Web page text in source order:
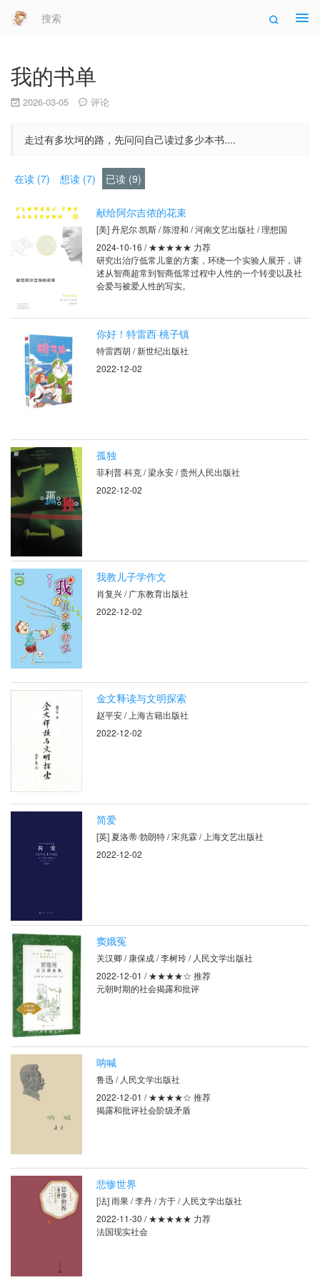
我的书单
2026-03-05 评论
走过有多坎坷的路，先问问自己读过多少本书....
在读 (7) 想读 (7) 已读 (9)
献给阿尔吉侬的花束
[美] 丹尼尔·凯斯 / 陈澄和 / 河南文艺出版社 / 理想国
2024-10-16 / ★★★★★ 力荐
研究出治疗低常儿童的方案，环绕一个实验人展开，讲
述从智商超常到智商低常过程中人性的一个转变以及社
会爱与被爱人性的写实。
你好！特雷西·桃子镇
特雷西胡 / 新世纪出版社
2022-12-02
孤独
菲利普·科克 / 梁永安 / 贵州人民出版社
2022-12-02
我教儿子学作文
肖复兴 / 广东教育出版社
2022-12-02
金文释读与文明探索
赵平安 / 上海古籍出版社
2022-12-02
简爱
[英] 夏洛蒂·勃朗特 / 宋兆霖 / 上海文艺出版社
2022-12-02
窦娥冤
关汉卿 / 康保成 / 李树玲 / 人民文学出版社
2022-12-01 / ★★★★☆ 推荐
元朝时期的社会揭露和批评
呐喊
鲁迅 / 人民文学出版社
2022-12-01 / ★★★★☆ 推荐
揭露和批评社会阶级矛盾
悲惨世界
[法] 雨果 / 李丹 / 方于 / 人民文学出版社
2022-11-30 / ★★★★★ 力荐
法国现实社会